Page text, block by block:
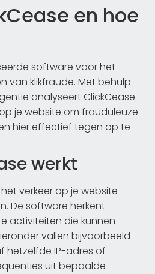
en hoe
software voor het
van klikfraude. Met behulp
analyseert ClickCease
je website om frauduleuze
hier effectief tegen op te
werkt
verkeer op je website
De software herkent
activiteiten die kunnen
vallen bijvoorbeeld
hetzelfde IP-adres of
uit bepaalde